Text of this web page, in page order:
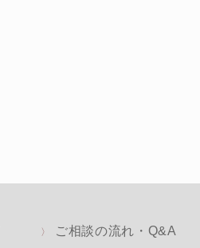
ご相談の流れ・Q&A